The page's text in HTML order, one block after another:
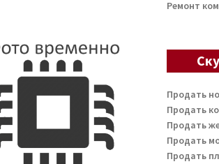
Ремонт
Продать
Продать
Продать
Продать
Продать